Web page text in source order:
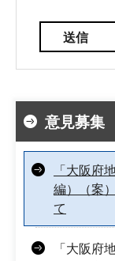
意見募集
「大阪府
編）（案
て
「大阪府